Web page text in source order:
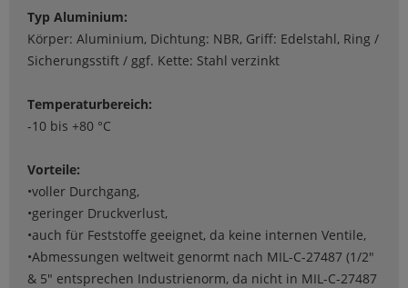
Typ Aluminium:
Körper: Aluminium, Dichtung: NBR, Griff: Edelstahl, Ring /
Sicherungsstift / ggf. Kette: Stahl verzinkt
Temperaturbereich:
-10 bis +80 °C
Vorteile:
•voller Durchgang,
•geringer Druckverlust,
•auch für Feststoffe geeignet, da keine internen Ventile,
•Abmessungen weltweit genormt nach MIL-C-27487 (1/2"
& 5" entsprechen Industrienorm, da nicht in MIL-C-27487